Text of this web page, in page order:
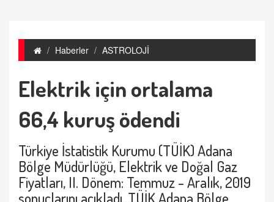
Haberler ASTROLOJİ
Elektrik için ortalama
66,4 kuruş ödendi
Türkiye İstatistik Kurumu (TÜİK) Adana
Bölge Müdürlüğü, Elektrik ve Doğal Gaz
Fiyatları, II. Dönem: Temmuz - Aralık, 2019
sonuçlarını açıkladı. TÜİK Adana Bölge